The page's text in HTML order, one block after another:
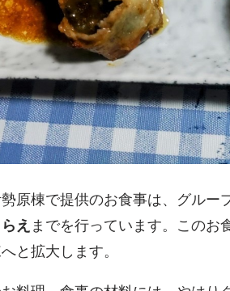
原棟で提供のお食事は、グルー
え までを行っています。このお
と拡大します。